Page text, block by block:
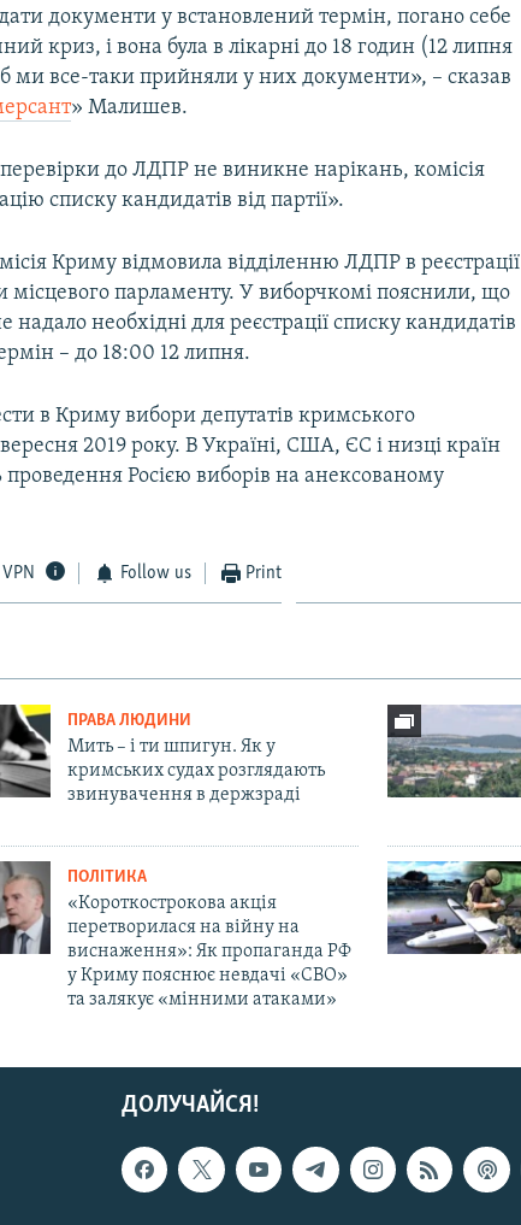
документи у встановлений термін, погано себе
криз, і вона була в лікарні до 18 годин (12 липня
ми все-таки прийняли у них документи», – сказав
»​ Малишев.
до ЛДПР не виникне нарікань, комісія
списку кандидатів від партії».
Криму відмовила відділенню ЛДПР в реєстрації
місцевого парламенту. У виборчкомі пояснили, що
надало необхідні для реєстрації списку кандидатів
– до 18:00 12 липня.
в Криму вибори депутатів кримського
2019 року. В Україні, США, ЄС і низці країн
проведення Росією виборів на анексованому
Follow us Print
ПРАВА ЛЮДИНИ
Мить – і ти шпигун. Як у
кримських судах розглядають
звинувачення в держзраді
ПОЛІТИКА
«Короткострокова акція
перетворилася на війну на
виснаження»: Як пропаганда РФ
у Криму пояснює невдачі «СВО»
та залякує «мінними атаками»
ДОЛУЧАЙСЯ!